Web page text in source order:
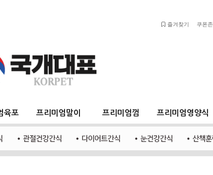
쿠폰존
즐겨찾기
육포 프리미엄말이 프리미엄껌 프리미엄영양식